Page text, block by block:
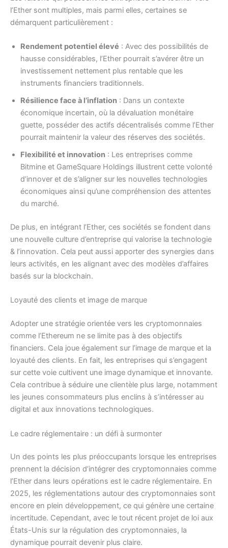
l’Ether sont multiples, mais parmi elles, certaines se
démarquent particulièrement :
Rendement potentiel élevé : Avec des possibilités de
hausse considérables, l’Ether pourrait s’avérer être un
investissement nettement plus rentable que les
instruments financiers traditionnels.
Résilience face à l’inflation : Dans un contexte
économique incertain, où la dévaluation monétaire
guette, posséder des actifs décentralisés comme l’Ether
pourrait maintenir la valeur des réserves des sociétés.
Flexibilité et innovation : Les entreprises comme
Bitmine et GameSquare Holdings illustrent cette volonté
d’innover et de s’aligner sur les nouvelles technologies
économiques ainsi qu’une compréhension des attentes
du marché.
De plus, en intégrant l’Ether, ces sociétés se fondent dans
une nouvelle culture d’entreprise qui valorise la technologie
& l’innovation. Cela peut aussi apporter des synergies dans
leurs activités, en les alignant avec des modèles d’affaires
basés sur la blockchain.
Loyauté des clients et image de marque
Adopter une stratégie orientée vers les cryptomonnaies
comme l’Ethereum ne se limite pas à des objectifs
financiers. Cela joue également sur l’image de marque et la
loyauté des clients. En fait, les entreprises qui s’engagent
sur cette voie cultivent une image dynamique et innovante.
Cela contribue à séduire une clientèle plus large, notamment
les jeunes consommateurs plus enclins à s’intéresser au
digital et aux innovations technologiques.
Le cadre réglementaire : un défi à surmonter
Un des points les plus préoccupants lorsque les entreprises
prennent la décision d’intégrer des cryptomonnaies comme
l’Ether dans leurs opérations est le cadre réglementaire. En
2025, les réglementations autour des cryptomonnaies sont
encore en plein développement, ce qui génère une certaine
incertitude. Cependant, avec le tout récent projet de loi aux
États-Unis sur la régulation des cryptomonnaies, la
dynamique pourrait devenir plus claire.